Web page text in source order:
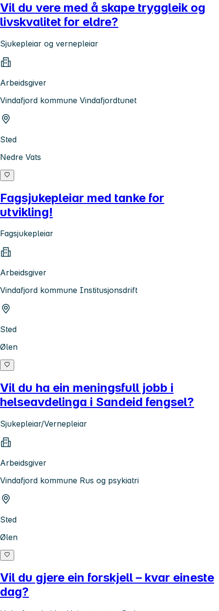
Vil du vere med å skape tryggleik og
livskvalitet for eldre?
Sjukepleiar og vernepleiar
Arbeidsgiver
Vindafjord kommune Vindafjordtunet
Sted
Nedre Vats
Fagsjukepleiar med tanke for
utvikling!
Fagsjukepleiar
Arbeidsgiver
Vindafjord kommune Institusjonsdrift
Sted
Ølen
Vil du ha ein meningsfull jobb i
helseavdelinga i Sandeid fengsel?
Sjukepleiar/Vernepleiar
Arbeidsgiver
Vindafjord kommune Rus og psykiatri
Sted
Ølen
Vil du gjere ein forskjell – kvar eineste
dag?